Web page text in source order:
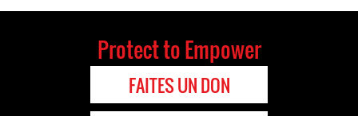
Protect to Empower
FAITES UN DON